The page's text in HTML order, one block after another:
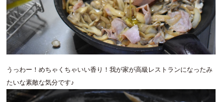
うっわー！めちゃくちゃいい香り！我が家が高級レストランになったみ
たいな素敵な気分です♪